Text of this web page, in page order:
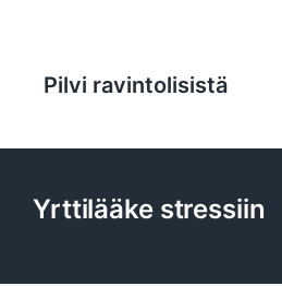
Pilvi ravintolisistä
Yrttilääke stressiin